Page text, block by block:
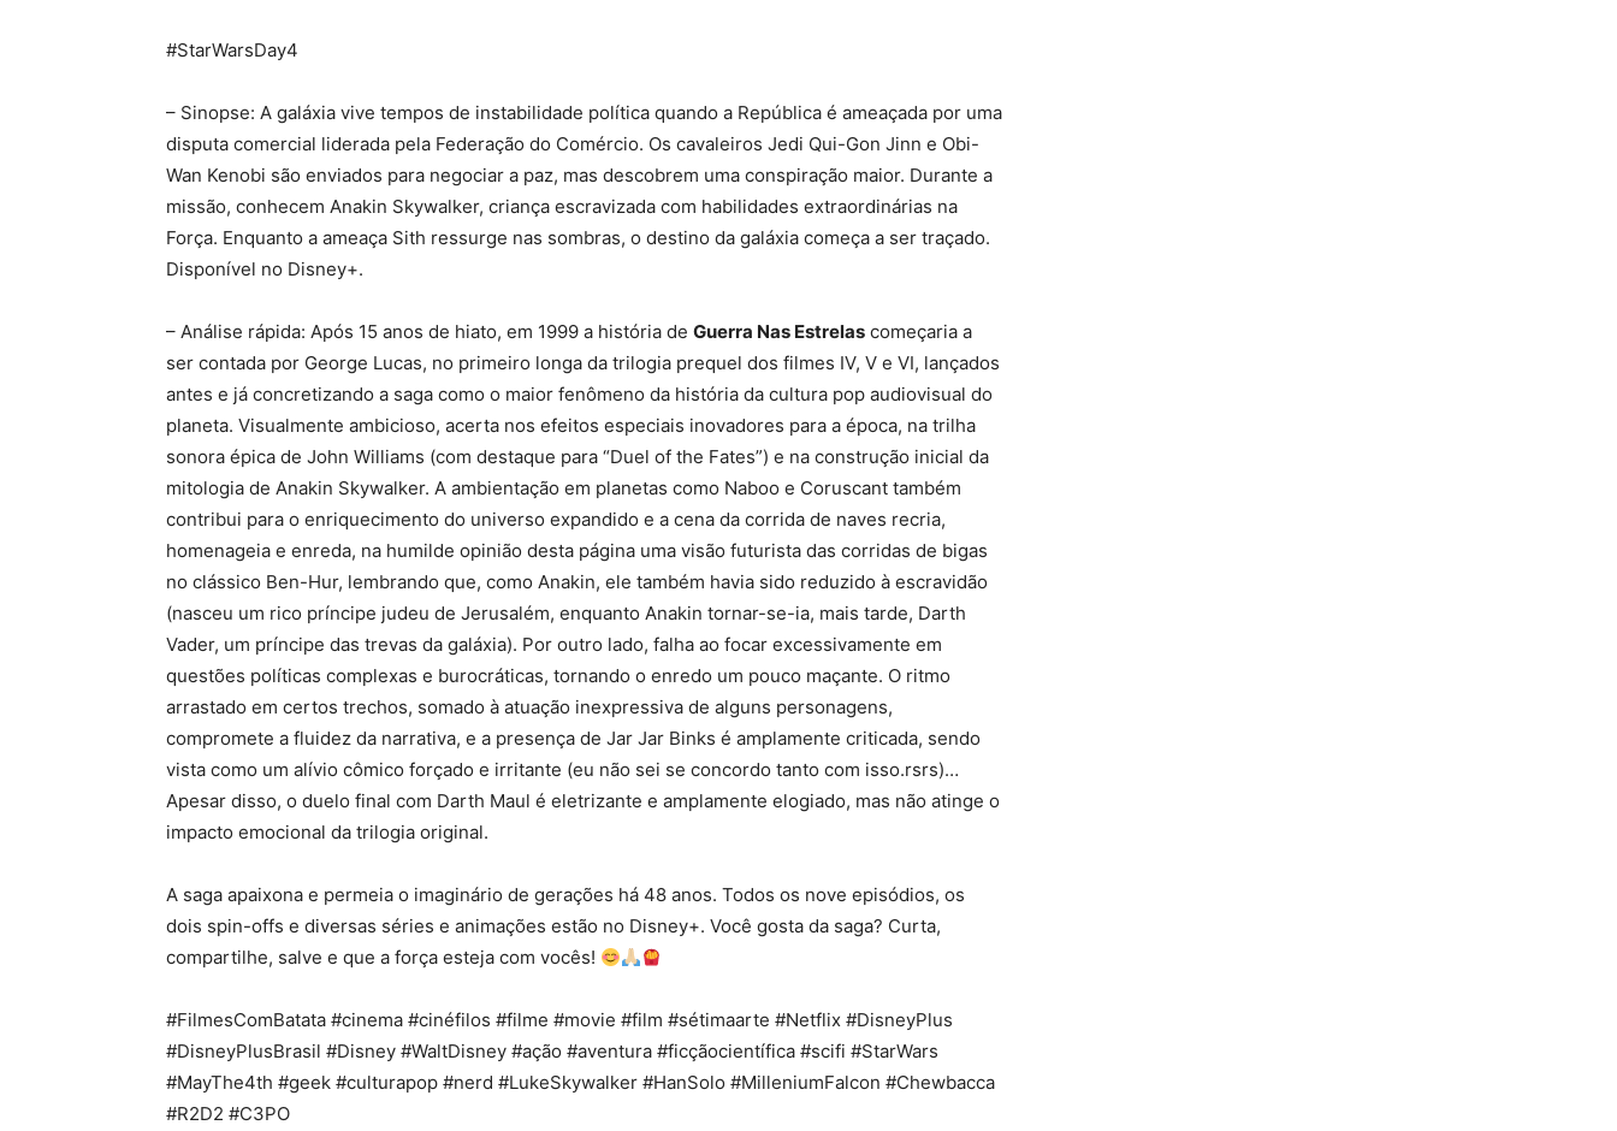
#StarWarsDay4
– Sinopse: A galáxia vive tempos de instabilidade política quando a República é ameaçada por uma
disputa comercial liderada pela Federação do Comércio. Os cavaleiros Jedi Qui-Gon Jinn e Obi-
Wan Kenobi são enviados para negociar a paz, mas descobrem uma conspiração maior. Durante a
missão, conhecem Anakin Skywalker, criança escravizada com habilidades extraordinárias na
Força. Enquanto a ameaça Sith ressurge nas sombras, o destino da galáxia começa a ser traçado.
Disponível no Disney+.
– Análise rápida: Após 15 anos de hiato, em 1999 a história de Guerra Nas Estrelas começaria a
ser contada por George Lucas, no primeiro longa da trilogia prequel dos filmes IV, V e VI, lançados
antes e já concretizando a saga como o maior fenômeno da história da cultura pop audiovisual do
planeta. Visualmente ambicioso, acerta nos efeitos especiais inovadores para a época, na trilha
sonora épica de John Williams (com destaque para “Duel of the Fates”) e na construção inicial da
mitologia de Anakin Skywalker. A ambientação em planetas como Naboo e Coruscant também
contribui para o enriquecimento do universo expandido e a cena da corrida de naves recria,
homenageia e enreda, na humilde opinião desta página uma visão futurista das corridas de bigas
no clássico Ben-Hur, lembrando que, como Anakin, ele também havia sido reduzido à escravidão
(nasceu um rico príncipe judeu de Jerusalém, enquanto Anakin tornar-se-ia, mais tarde, Darth
Vader, um príncipe das trevas da galáxia). Por outro lado, falha ao focar excessivamente em
questões políticas complexas e burocráticas, tornando o enredo um pouco maçante. O ritmo
arrastado em certos trechos, somado à atuação inexpressiva de alguns personagens,
compromete a fluidez da narrativa, e a presença de Jar Jar Binks é amplamente criticada, sendo
vista como um alívio cômico forçado e irritante (eu não sei se concordo tanto com isso.rsrs)…
Apesar disso, o duelo final com Darth Maul é eletrizante e amplamente elogiado, mas não atinge o
impacto emocional da trilogia original.
A saga apaixona e permeia o imaginário de gerações há 48 anos. Todos os nove episódios, os
dois spin-offs e diversas séries e animações estão no Disney+. Você gosta da saga? Curta,
compartilhe, salve e que a força esteja com vocês!
#FilmesComBatata #cinema #cinéfilos #filme #movie #film #sétimaarte #Netflix #DisneyPlus
#DisneyPlusBrasil #Disney #WaltDisney #ação #aventura #ficçãocientífica #scifi #StarWars
#MayThe4th #geek #culturapop #nerd #LukeSkywalker #HanSolo #MilleniumFalcon #Chewbacca
#R2D2 #C3PO